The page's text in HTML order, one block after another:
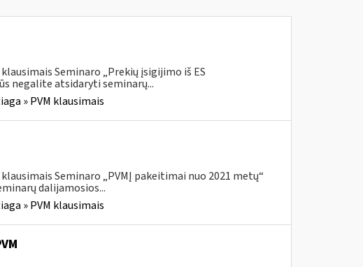
Seminaro „Prekių įsigijimo iš ES
negalite atsidaryti seminarų...
» PVM klausimais
Seminaro „PVMĮ pakeitimai nuo 2021 metų“
dalijamosios...
» PVM klausimais